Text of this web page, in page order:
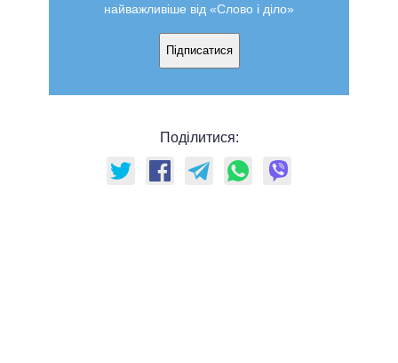
найважливіше від «Слово і діло»
Підписатися
Поділитися: